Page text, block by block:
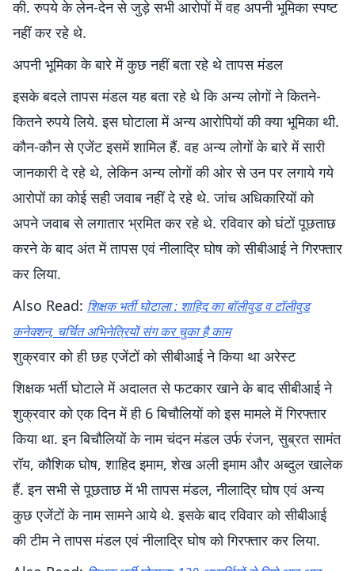
की. रुपये के लेन-देन से जुड़े सभी आरोपों में वह अपनी भूमिका स्पष्ट
नहीं कर रहे थे.
अपनी भूमिका के बारे में कुछ नहीं बता रहे थे तापस मंडल
इसके बदले तापस मंडल यह बता रहे थे कि अन्य लोगों ने कितने-
कितने रुपये लिये. इस घोटाला में अन्य आरोपियों की क्या भूमिका थी.
कौन-कौन से एजेंट इसमें शामिल हैं. वह अन्य लोगों के बारे में सारी
जानकारी दे रहे थे, लेकिन अन्य लोगों की ओर से उन पर लगाये गये
आरोपों का कोई सही जवाब नहीं दे रहे थे. जांच अधिकारियों को
अपने जवाब से लगातार भ्रमित कर रहे थे. रविवार को घंटों पूछताछ
करने के बाद अंत में तापस एवं नीलाद्रि घोष को सीबीआई ने गिरफ्तार
कर लिया.
Also Read: शिक्षक भर्ती घोटाला : शाहिद का बॉलीवुड व टॉलीवुड
कनेक्शन, चर्चित अभिनेत्रियों संग कर चुका है काम
शुक्रवार को ही छह एजेंटों को सीबीआई ने किया था अरेस्ट
शिक्षक भर्ती घोटाले में अदालत से फटकार खाने के बाद सीबीआई ने
शुक्रवार को एक दिन में ही 6 बिचौलियों को इस मामले में गिरफ्तार
किया था. इन बिचौलियों के नाम चंदन मंडल उर्फ रंजन, सुब्रत सामंत
रॉय, कौशिक घोष, शाहिद इमाम, शेख अली इमाम और अब्दुल खालेक
हैं. इन सभी से पूछताछ में भी तापस मंडल, नीलाद्रि घोष एवं अन्य
कुछ एजेंटों के नाम सामने आये थे. इसके बाद रविवार को सीबीआई
की टीम ने तापस मंडल एवं नीलाद्रि घोष को गिरफ्तार कर लिया.